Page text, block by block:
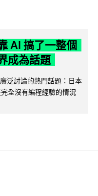
AI 搞了一整個
成為話題
泛討論的熱門話題：日本
全沒有編程經驗的情況